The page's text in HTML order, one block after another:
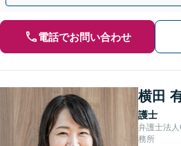
電話でお問い合わせ
横田
護士
弁護士法
務所